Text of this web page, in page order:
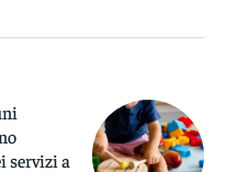
servizi a